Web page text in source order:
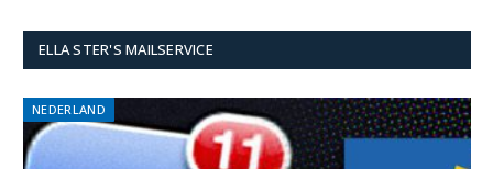
ELLA STER'S MAILSERVICE
NEDERLAND